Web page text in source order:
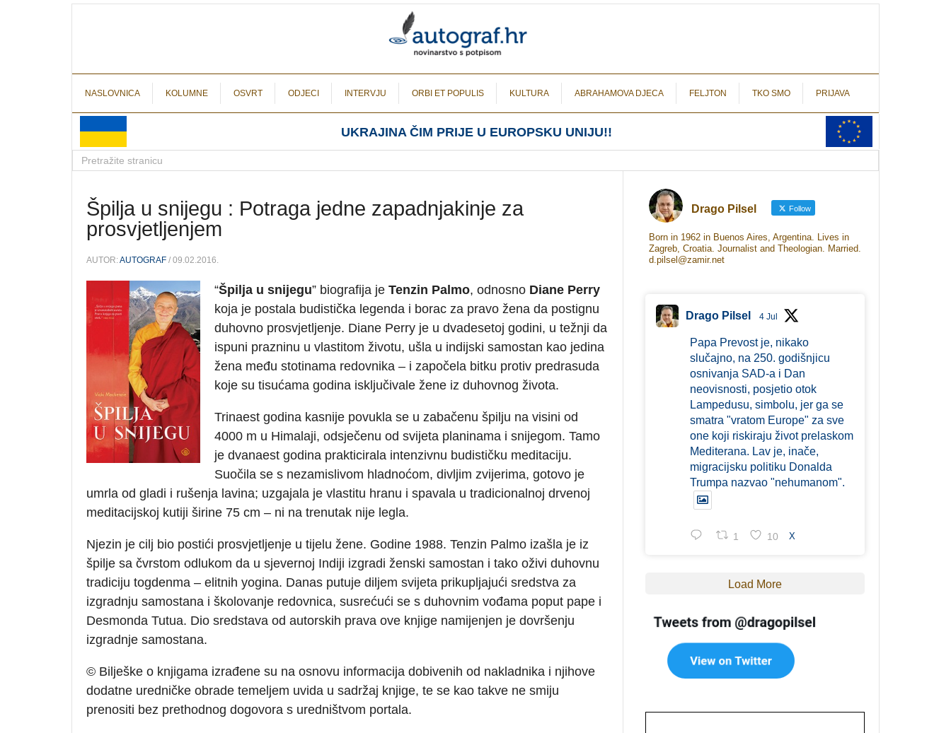
NASLOVNICA KOLUMNE OSVRT ODJECI INTERVJU ORBI ET POPULIS KULTURA ABRAHAMOVA DJECA FELJTON TKO SMO PRIJAVA
UKRAJINA ČIM PRIJE U EUROPSKU UNIJU!!
Špilja u snijegu : Potraga jedne zapadnjakinje za
prosvjetljenjem
AUTOR:AUTOGRAF / 09.02.2016.
“Špilja u snijegu” biografija je Tenzin Palmo, odnosno Diane Perry
koja je postala budistička legenda i borac za pravo žena da postignu
duhovno prosvjetljenje. Diane Perry je u dvadesetoj godini, u težnji da
ispuni prazninu u vlastitom životu, ušla u indijski samostan kao jedina
žena među stotinama redovnika – i započela bitku protiv predrasuda
koje su tisućama godina isključivale žene iz duhovnog života.
Trinaest godina kasnije povukla se u zabačenu špilju na visini od
4000 m u Himalaji, odsječenu od svijeta planinama i snijegom. Tamo
je dvanaest godina prakticirala intenzivnu budističku meditaciju.
Suočila se s nezamislivom hladnoćom, divljim zvijerima, gotovo je
umrla od gladi i rušenja lavina; uzgajala je vlastitu hranu i spavala u tradicionalnoj drvenoj
meditacijskoj kutiji širine 75 cm – ni na trenutak nije legla.
Njezin je cilj bio postići prosvjetljenje u tijelu žene. Godine 1988. Tenzin Palmo izašla je iz
špilje sa čvrstom odlukom da u sjevernoj Indiji izgradi ženski samostan i tako oživi duhovnu
tradiciju togdenma – elitnih yogina. Danas putuje diljem svijeta prikupljajući sredstva za
izgradnju samostana i školovanje redovnica, susrećući se s duhovnim vođama poput pape i
Desmonda Tutua. Dio sredstava od autorskih prava ove knjige namijenjen je dovršenju
izgradnje samostana.
© Bilješke o knjigama izrađene su na osnovu informacija dobivenih od nakladnika i njihove
dodatne uredničke obrade temeljem uvida u sadržaj knjige, te se kao takve ne smiju
prenositi bez prethodnog dogovora s uredništvom portala.
Drago Pilsel Follow
Born in 1962 in Buenos Aires, Argentina. Lives in
Zagreb, Croatia. Journalist and Theologian. Married.
d.pilsel@zamir.net
Drago Pilsel 4 Jul
Papa Prevost je, nikako
slučajno, na 250. godišnjicu
osnivanja SAD-a i Dan
neovisnosti, posjetio otok
Lampedusu, simbolu, jer ga se
smatra "vratom Europe" za sve
one koji riskiraju život prelaskom
Mediterana. Lav je, inače,
migracijsku politiku Donalda
Trumpa nazvao "nehumanom".
1 10 X
Load More